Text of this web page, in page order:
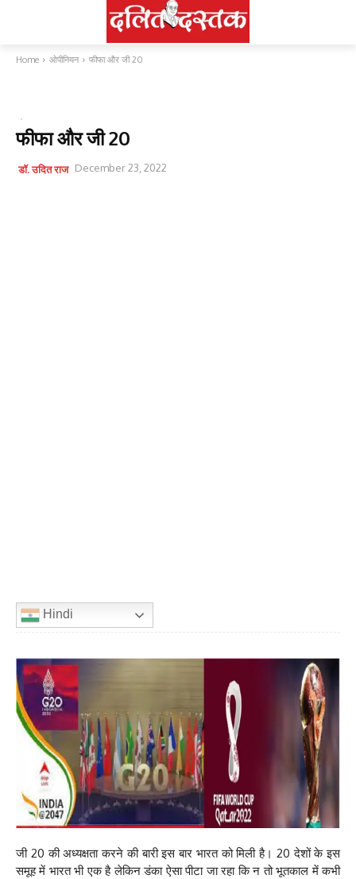
Home ओपीनियन फीफा और जी 20
फीफा और जी 20
डॉ. उदित राज December 23, 2022
Hindi
जी 20 की अध्यक्षता करने की बारी इस बार भारत को मिली है। 20 देशों के इस
समूह में भारत भी एक है लेकिन डंका ऐसा पीटा जा रहा कि न तो भूतकाल में कभी